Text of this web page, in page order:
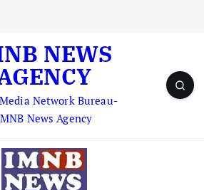
Network Bureau-
News Agency